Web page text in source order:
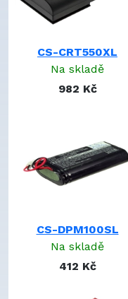
BTPC56067B
BW888200747
CH603448S1P
CP-CR100
CP-WR20
F12440023
F12440056
FG147-10
HHD10010
HHR-120AAB33 F1x2
HHR-60AAA/F4
CS-CRT550XL
Na skladě
982 Kč
CS-DPM100SL
Na skladě
412 Kč